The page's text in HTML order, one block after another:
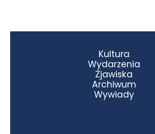
Kultura
Wydarzenia
Zjawiska
Archiwum
Wywiady